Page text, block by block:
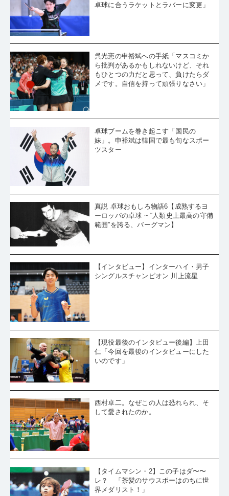
卓球に合うラケットとラバーに変更」
呉光憲の申裕斌への手紙「マスコミか
ら批判があるかもしれないけど、それ
もひとつの力だと思って、負けたらダ
メです。自信を持って頑張りなさい」
卓球ブームを巻き起こす「国民の
妹」。申裕斌は韓国で最も旬なスポー
ツスター
真説 卓球おもしろ物語6【成熟するヨ
ーロッパの卓球 ~ “人類史上最高の守備
範囲”を誇る、バーグマン】
【インタビュー】インターハイ・男子
シングルスチャンピオン 川上流星
【現役最後のインタビュー後編】上田
仁「今回を最後のインタビューにした
いのです」
西村卓二。なぜこの人は恐れられ、そ
して愛されたのか。
【タイムマシン・2】この子はダ〜〜
レ？ 「茶髪のサウスポーはのちに世
界メダリスト！」